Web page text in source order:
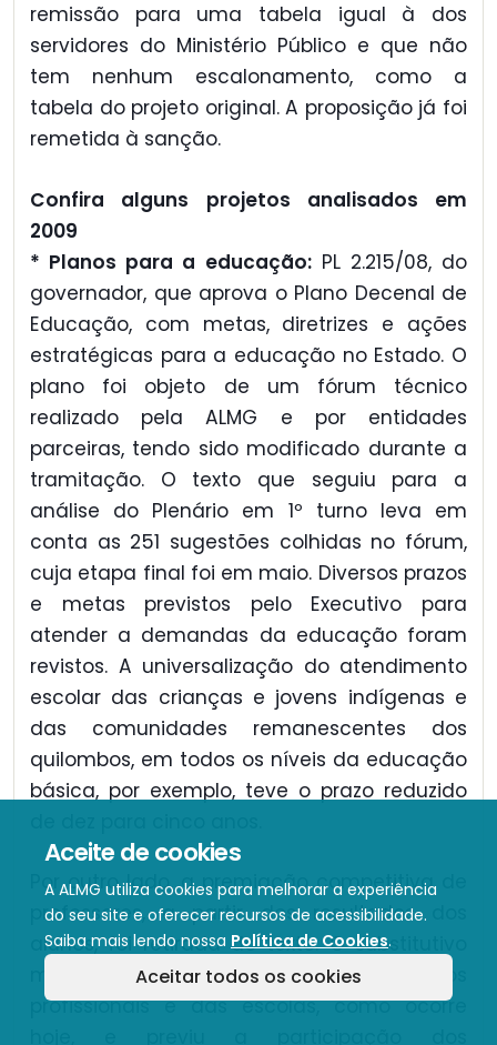
Aceite de cookies
A ALMG utiliza cookies para melhorar a experiência
do seu site e oferecer recursos de acessibilidade.
Saiba mais lendo nossa Política de Cookies.
Aceitar todos os cookies
remissão para uma tabela igual à dos
servidores do Ministério Público e que não
tem nenhum escalonamento, como a
tabela do projeto original. A proposição já foi
remetida à sanção.
Confira alguns projetos analisados em
2009
* Planos para a educação:PL 2.215/08, do
governador, que aprova o Plano Decenal de
Educação, com metas, diretrizes e ações
estratégicas para a educação no Estado. O
plano foi objeto de um fórum técnico
realizado pela ALMG e por entidades
parceiras, tendo sido modificado durante a
tramitação. O texto que seguiu para a
análise do Plenário em 1º turno leva em
conta as 251 sugestões colhidas no fórum,
cuja etapa final foi em maio. Diversos prazos
e metas previstos pelo Executivo para
atender a demandas da educação foram
revistos. A universalização do atendimento
escolar das crianças e jovens indígenas e
das comunidades remanescentes dos
quilombos, em todos os níveis da educação
básica, por exemplo, teve o prazo reduzido
Por outro lado, a premiação competitiva de
professores, a partir dos resultados dos
alunos, foi retirada do texto. O substitutivo
manteve a premiação coletiva dos
profissionais e das escolas, como ocorre